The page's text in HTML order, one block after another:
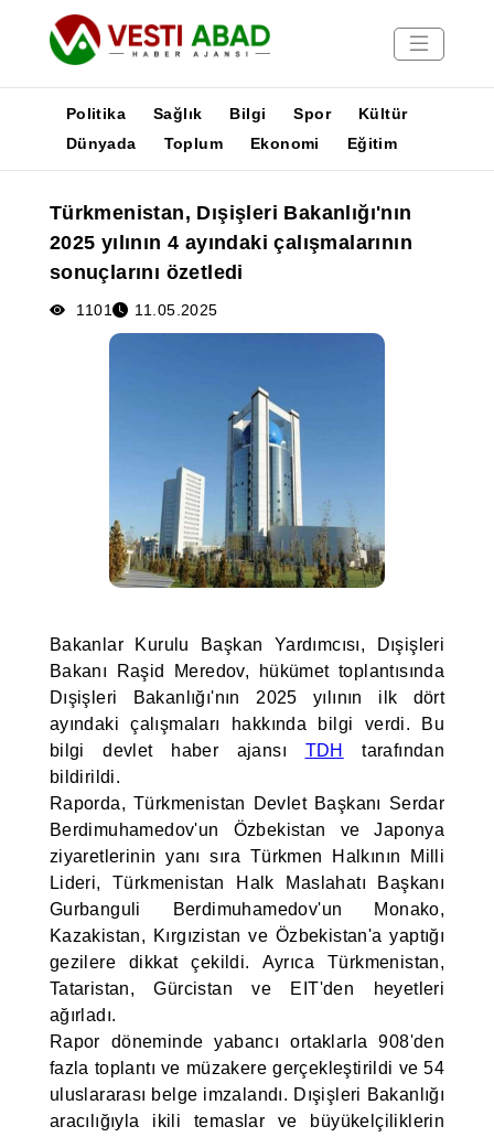
Yayınlar
Medya
Poster
Politika Sağlık Bilgi Spor
Kültür
Dünyada
Toplum Ekonomi Eğitim
Türkmenistan, Dışişleri Bakanlığı'nın
2025 yılının 4 ayındaki çalışmalarının
sonuçlarını özetledi
1101 11.05.2025
Bakanlar Kurulu Başkan Yardımcısı, Dışişleri
Bakanı Raşid Meredov, hükümet toplantısında
Dışişleri Bakanlığı'nın 2025 yılının ilk dört
ayındaki çalışmaları hakkında bilgi verdi. Bu
bilgi devlet haber ajansı TDH
tarafından
bildirildi.
Raporda, Türkmenistan Devlet Başkanı Serdar
Berdimuhamedov'un Özbekistan ve Japonya
ziyaretlerinin yanı sıra Türkmen Halkının Milli
Lideri, Türkmenistan Halk Maslahatı Başkanı
Gurbanguli Berdimuhamedov'un Monako,
Kazakistan, Kırgızistan ve Özbekistan'a yaptığı
gezilere dikkat çekildi. Ayrıca Türkmenistan,
Tataristan, Gürcistan ve EIT'den heyetleri
ağırladı.
Rapor döneminde yabancı ortaklarla 908'den
fazla toplantı ve müzakere gerçekleştirildi ve 54
uluslararası belge imzalandı. Dışişleri Bakanlığı
aracılığıyla ikili temaslar ve büyükelçiliklerin